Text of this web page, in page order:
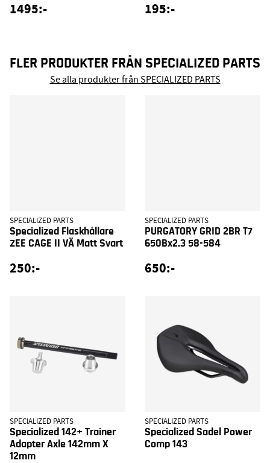
1495:- 195:-
FLER PRODUKTER FRÅN SPECIALIZED PARTS
Se alla produkter från SPECIALIZED PARTS
SPECIALIZED PARTS
Specialized Flaskhållare
ZEE CAGE II VÄ Matt Svart
250:-
SPECIALIZED PARTS
PURGATORY GRID 2BR T7
650Bx2.3 58-584
650:-
SPECIALIZED PARTS
Specialized 142+ Trainer
Adapter Axle 142mm X
12mm
SPECIALIZED PARTS
Specialized Sadel Power
Comp 143